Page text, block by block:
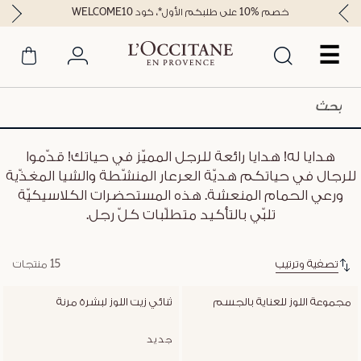
☰
خصم %10 على طلبكم الأول*، كود WELCOME10
هدايا له! هدايا رائعة للرجل المميّز في حياتك! قدّموا
للرجال في حياتكم هديّة العرعار المنشّطة والشيا المغذّية
ورعي الحمام المنعشة. هذه المستحضرات الكلاسيكيّة
تلبّي بالتأكيد متطلّبات كلّ رجل.
تصفية وترتيب 15 منتجات
مجموعة اللوز للعناية بالجسم ثنائي زيت اللوز لبشرة مرنة
جديد